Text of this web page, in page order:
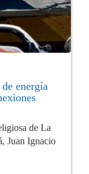
energía
de La
Juan Ignacio